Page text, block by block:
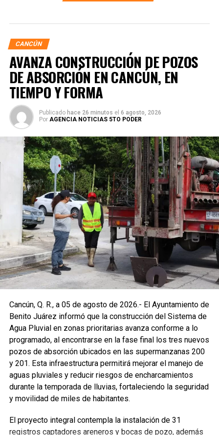
CANCÚN
AVANZA CONSTRUCCIÓN DE POZOS
DE ABSORCIÓN EN CANCÚN, EN
TIEMPO Y FORMA
Publicado hace 26 minutos el 6 agosto, 2026
Por AGENCIA NOTICIAS 5TO PODER
Cancún, Q. R., a 05 de agosto de 2026.- El Ayuntamiento de
Benito Juárez informó que la construcción del Sistema de
Agua Pluvial en zonas prioritarias avanza conforme a lo
programado, al encontrarse en la fase final los tres nuevos
pozos de absorción ubicados en las supermanzanas 200
y 201. Esta infraestructura permitirá mejorar el manejo de
aguas pluviales y reducir riesgos de encharcamientos
durante la temporada de lluvias, fortaleciendo la seguridad
y movilidad de miles de habitantes.
El proyecto integral contempla la instalación de 31
registros captadores areneros y bocas de pozo, además